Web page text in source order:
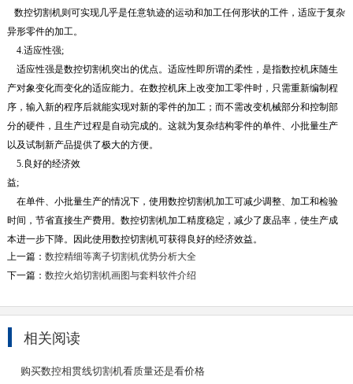
数控切割机则可实现几乎是任意轨迹的运动和加工任何形状的工件，适应于复杂
异形零件的加工。
4.适应性强;
适应性强是数控切割机突出的优点。适应性即所谓的柔性，是指数控机床随生
产对象变化而变化的适应能力。在数控机床上改变加工零件时，只需重新编制程
序，输入新的程序后就能实现对新的零件的加工；而不需改变机械部分和控制部
分的硬件，且生产过程是自动完成的。这就为复杂结构零件的单件、小批量生产
以及试制新产品提供了极大的方便。
5.良好的经济效
益
在单件、小批量生产的情况下，使用数控切割机加工可减少调整、加工和检验
时间，节省直接生产费用。数控切割机加工精度稳定，减少了废品率，使生产成
本进一步下降。因此使用数控切割机可获得良好的经济效益。
上一篇： 数控精细等离子切割机优势分析大全
下一篇： 数控火焰切割机画图与套料软件介绍
相关阅读
购买数控相贯线切割机看质量还是看价格